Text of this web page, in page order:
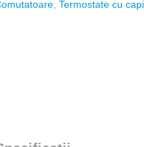
,Termostate cu